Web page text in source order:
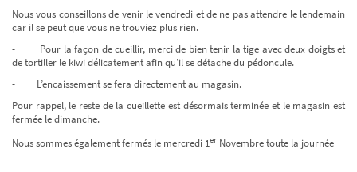
Nous vous conseillons de venir le vendredi et de ne pas attendre le lendemain
car il se peut que vous ne trouviez plus rien.
- Pour la façon de cueillir, merci de bien tenir la tige avec deux doigts et
de tortiller le kiwi délicatement afin qu’il se détache du pédoncule.
- L’encaissement se fera directement au magasin.
Pour rappel, le reste de la cueillette est désormais terminée et le magasin est
fermée le dimanche.
Nous sommes également fermés le mercredi 1er Novembre toute la journée